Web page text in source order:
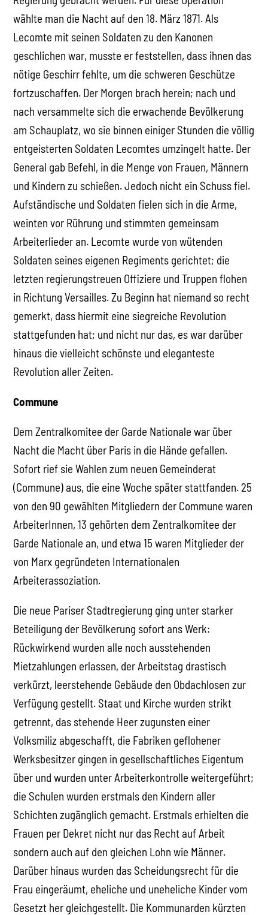
wählte man die Nacht auf den 18. März 1871. Als
Lecomte mit seinen Soldaten zu den Kanonen
geschlichen war, musste er feststellen, dass ihnen das
nötige Geschirr fehlte, um die schweren Geschütze
fortzuschaffen. Der Morgen brach herein; nach und
nach versammelte sich die erwachende Bevölkerung
am Schauplatz, wo sie binnen einiger Stunden die völlig
entgeisterten Soldaten Lecomtes umzingelt hatte. Der
General gab Befehl, in die Menge von Frauen, Männern
und Kindern zu schießen. Jedoch nicht ein Schuss fiel.
Aufständische und Soldaten fielen sich in die Arme,
weinten vor Rührung und stimmten gemeinsam
Arbeiterlieder an. Lecomte wurde von wütenden
Soldaten seines eigenen Regiments gerichtet; die
letzten regierungstreuen Offiziere und Truppen flohen
in Richtung Versailles. Zu Beginn hat niemand so recht
gemerkt, dass hiermit eine siegreiche Revolution
stattgefunden hat; und nicht nur das, es war darüber
hinaus die vielleicht schönste und eleganteste
Revolution aller Zeiten.
Commune
Dem Zentralkomitee der Garde Nationale war über
Nacht die Macht über Paris in die Hände gefallen.
Sofort rief sie Wahlen zum neuen Gemeinderat
(Commune) aus, die eine Woche später stattfanden. 25
von den 90 gewählten Mitgliedern der Commune waren
ArbeiterInnen, 13 gehörten dem Zentralkomitee der
Garde Nationale an, und etwa 15 waren Mitglieder der
von Marx gegründeten Internationalen
Arbeiterassoziation.
Die neue Pariser Stadtregierung ging unter starker
Beteiligung der Bevölkerung sofort ans Werk:
Rückwirkend wurden alle noch ausstehenden
Mietzahlungen erlassen, der Arbeitstag drastisch
verkürzt, leerstehende Gebäude den Obdachlosen zur
Verfügung gestellt. Staat und Kirche wurden strikt
getrennt, das stehende Heer zugunsten einer
Volksmiliz abgeschafft, die Fabriken geflohener
Werksbesitzer gingen in gesellschaftliches Eigentum
über und wurden unter Arbeiterkontrolle weitergeführt;
die Schulen wurden erstmals den Kindern aller
Schichten zugänglich gemacht. Erstmals erhielten die
Frauen per Dekret nicht nur das Recht auf Arbeit
sondern auch auf den gleichen Lohn wie Männer.
Darüber hinaus wurden das Scheidungsrecht für die
Frau eingeräumt, eheliche und uneheliche Kinder vom
Gesetzt her gleichgestellt. Die Kommunarden kürzten